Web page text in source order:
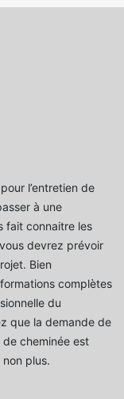
l’entretien de
à une
fait connaitre les
devrez prévoir
Bien
complètes
du
que la demande de
cheminée est
plus.